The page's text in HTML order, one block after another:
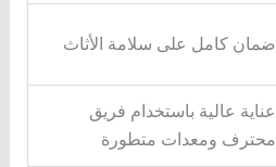
ضمان كامل على سلامة الأثاث
عناية عالية باستخدام فريق
محترف ومعدات متطورة